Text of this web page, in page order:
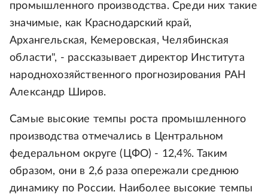
промышленного производства. Среди них такие
значимые, как Краснодарский край,
Архангельская, Кемеровская, Челябинская
области", - рассказывает директор Института
народнохозяйственного прогнозирования РАН
Александр Широв.
Самые высокие темпы роста промышленного
производства отмечались в Центральном
федеральном округе (ЦФО) - 12,4%. Таким
образом, они в 2,6 раза опережали среднюю
динамику по России. Наиболее высокие темпы